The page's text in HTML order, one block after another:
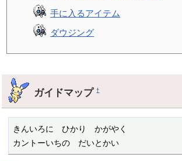
手に入るアイテム
ダウジング
ガイドマップ†
きんいろに　ひかり　かがやく
カントーいちの　だいとかい